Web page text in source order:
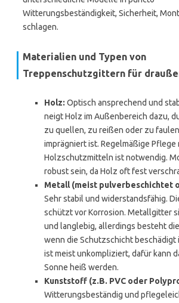
Witterungsbeständigkeit, Sicherheit,
schlagen.
Materialien und Typen von
Treppenschutzgittern für
Holz: Optisch ansprechend und
neigt Holz im Außenbereich dazu,
zu quellen, zu reißen oder zu
imprägniert ist. Regelmäßige Pflege
Holzschutzmitteln ist notwendig.
robust sein, da Holz oft fest
Metall (meist pulverbeschichtet
Sehr stabil und widerstandsfähig.
schützt vor Korrosion. Metallgitter
und langlebig, allerdings besteht
wenn die Schutzschicht beschädigt
ist meist unkompliziert, dafür kann
Sonne heiß werden.
Kunststoff (z.B. PVC oder
Witterungsbeständig und